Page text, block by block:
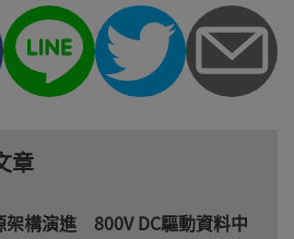
章
架構演進 800V DC驅動資料中